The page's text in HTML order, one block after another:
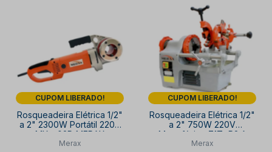
CUPOM LIBERADO!
Rosqueadeira Elétrica 1/2"
a 2" 2300W Portátil 220V
MX - 02D MERAX
Merax
CUPOM LIBERADO!
Rosqueadeira Elétrica 1/2"
a 2" 750W 220V
Monofásico Z1T- R2 A
MERAX
Merax